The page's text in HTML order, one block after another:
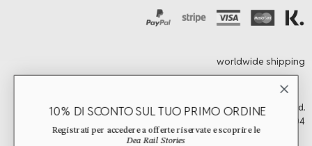
worldwide shipping
©2026 Dea Rail. All Rights Reserved.
Rome, Italy | vat n. 15479041004
10% DI SCONTO SUL TUO PRIMO ORDINE
Registrati per accedere a offerte riservate e scoprire le
Dea Rail Stories